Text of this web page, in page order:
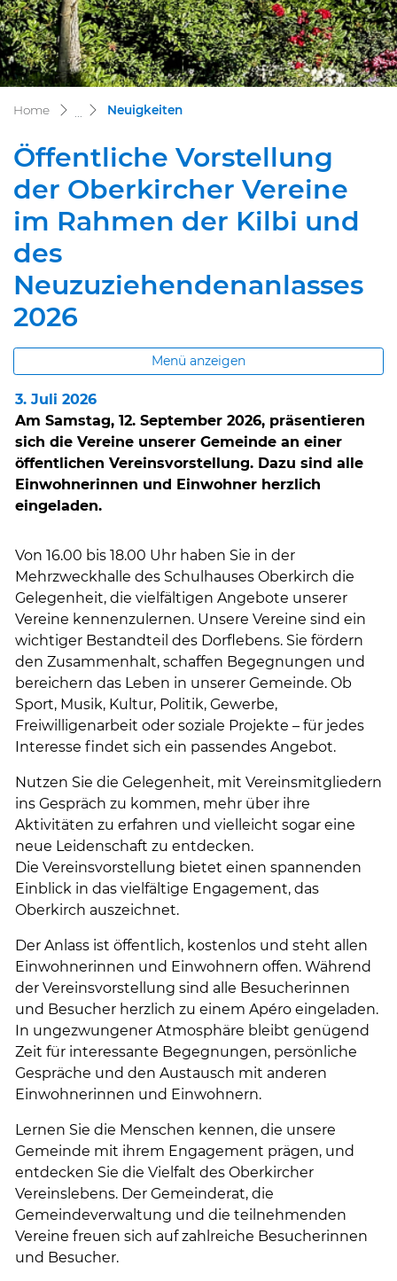
Home Neuigkeiten(ausgewählt)
Öffentliche Vorstellung
der Oberkircher Vereine
im Rahmen der Kilbi und
des
Neuzuziehendenanlasses
2026
Menü anzeigen
3. Juli 2026
Am Samstag, 12. September 2026, präsentieren
sich die Vereine unserer Gemeinde an einer
öffentlichen Vereinsvorstellung. Dazu sind alle
Einwohnerinnen und Einwohner herzlich
eingeladen.
Von 16.00 bis 18.00 Uhr haben Sie in der
Mehrzweckhalle des Schulhauses Oberkirch die
Gelegenheit, die vielfältigen Angebote unserer
Vereine kennenzulernen. Unsere Vereine sind ein
wichtiger Bestandteil des Dorflebens. Sie fördern
den Zusammenhalt, schaffen Begegnungen und
bereichern das Leben in unserer Gemeinde. Ob
Sport, Musik, Kultur, Politik, Gewerbe,
Freiwilligenarbeit oder soziale Projekte – für jedes
Interesse findet sich ein passendes Angebot.
Nutzen Sie die Gelegenheit, mit Vereinsmitgliedern
ins Gespräch zu kommen, mehr über ihre
Aktivitäten zu erfahren und vielleicht sogar eine
neue Leidenschaft zu entdecken.
Die Vereinsvorstellung bietet einen spannenden
Einblick in das vielfältige Engagement, das
Oberkirch auszeichnet.
Der Anlass ist öffentlich, kostenlos und steht allen
Einwohnerinnen und Einwohnern offen. Während
der Vereinsvorstellung sind alle Besucherinnen
und Besucher herzlich zu einem Apéro eingeladen.
In ungezwungener Atmosphäre bleibt genügend
Zeit für interessante Begegnungen, persönliche
Gespräche und den Austausch mit anderen
Einwohnerinnen und Einwohnern.
Lernen Sie die Menschen kennen, die unsere
Gemeinde mit ihrem Engagement prägen, und
entdecken Sie die Vielfalt des Oberkircher
Vereinslebens. Der Gemeinderat, die
Gemeindeverwaltung und die teilnehmenden
Vereine freuen sich auf zahlreiche Besucherinnen
und Besucher.